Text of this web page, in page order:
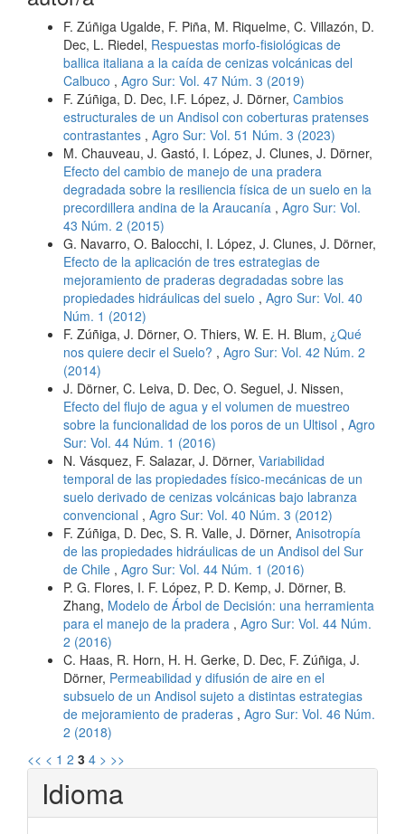
F. Zúñiga Ugalde, F. Piña, M. Riquelme, C. Villazón, D.
Dec, L. Riedel, Respuestas morfo-fisiológicas de
ballica italiana a la caída de cenizas volcánicas del
Calbuco , Agro Sur: Vol. 47 Núm. 3 (2019)
F. Zúñiga, D. Dec, I.F. López, J. Dörner, Cambios
estructurales de un Andisol con coberturas pratenses
contrastantes , Agro Sur: Vol. 51 Núm. 3 (2023)
M. Chauveau, J. Gastó, I. López, J. Clunes, J. Dörner,
Efecto del cambio de manejo de una pradera
degradada sobre la resiliencia física de un suelo en la
precordillera andina de la Araucanía , Agro Sur: Vol.
43 Núm. 2 (2015)
G. Navarro, O. Balocchi, I. López, J. Clunes, J. Dörner,
Efecto de la aplicación de tres estrategias de
mejoramiento de praderas degradadas sobre las
propiedades hidráulicas del suelo , Agro Sur: Vol. 40
Núm. 1 (2012)
F. Zúñiga, J. Dörner, O. Thiers, W. E. H. Blum, ¿Qué
nos quiere decir el Suelo? , Agro Sur: Vol. 42 Núm. 2
(2014)
J. Dörner, C. Leiva, D. Dec, O. Seguel, J. Nissen,
Efecto del flujo de agua y el volumen de muestreo
sobre la funcionalidad de los poros de un Ultisol , Agro
Sur: Vol. 44 Núm. 1 (2016)
N. Vásquez, F. Salazar, J. Dörner, Variabilidad
temporal de las propiedades físico-mecánicas de un
suelo derivado de cenizas volcánicas bajo labranza
convencional , Agro Sur: Vol. 40 Núm. 3 (2012)
F. Zúñiga, D. Dec, S. R. Valle, J. Dörner, Anisotropía
de las propiedades hidráulicas de un Andisol del Sur
de Chile , Agro Sur: Vol. 44 Núm. 1 (2016)
P. G. Flores, I. F. López, P. D. Kemp, J. Dörner, B.
Zhang, Modelo de Árbol de Decisión: una herramienta
para el manejo de la pradera , Agro Sur: Vol. 44 Núm.
2 (2016)
C. Haas, R. Horn, H. H. Gerke, D. Dec, F. Zúñiga, J.
Dörner, Permeabilidad y difusión de aire en el
subsuelo de un Andisol sujeto a distintas estrategias
de mejoramiento de praderas , Agro Sur: Vol. 46 Núm.
2 (2018)
<< < 1 2 3 4 > >>
Idioma